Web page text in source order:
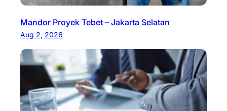
Mandor Proyek Tebet – Jakarta Selatan
Aug 2, 2026